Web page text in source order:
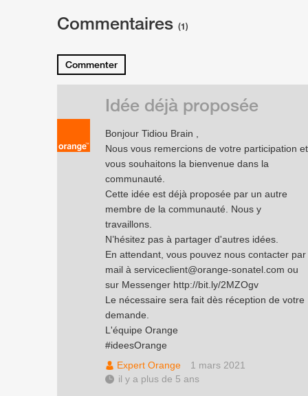
Commentaires (1)
Commenter
Bonjour Tidiou Brain ,
Nous vous remercions de votre participation et
vous souhaitons la bienvenue dans la
communauté.
Cette idée est déjà proposée par un autre
membre de la communauté. Nous y
travaillons.
N’hésitez pas à partager d'autres idées.
En attendant, vous pouvez nous contacter par
mail à serviceclient@orange-sonatel.com ou
sur Messenger http://bit.ly/2MZOgv
Le nécessaire sera fait dès réception de votre
demande.
L'équipe Orange
#ideesOrange
Expert Orange
1 mars 2021
il y a plus de 5 ans
Idée déjà proposée